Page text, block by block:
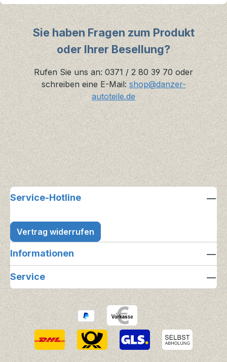
Sie haben Fragen zum Produkt
oder Ihrer Besellung?
Rufen Sie uns an: 0371 / 2 80 39 70 oder
schreiben eine E-Mail: shop@danzer-
autoteile.de
Service-Hotline
Vertrag widerrufen
Informationen
Service